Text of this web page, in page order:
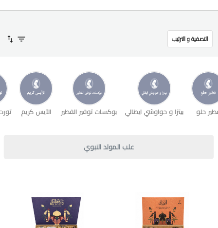
التصفية و الترتيب
حلو بيتزا و حواوشي ايطالي بوكسات توفير الفطير الآيس كريم
علب المولد النبوي